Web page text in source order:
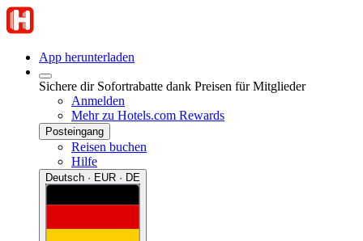
App herunterladen
Sichere dir Sofortrabatte dank Preisen für Mitglieder
Anmelden
Mehr zu Hotels.com Rewards
Posteingang
Reisen buchen
Hilfe
Deutsch · EUR · DE